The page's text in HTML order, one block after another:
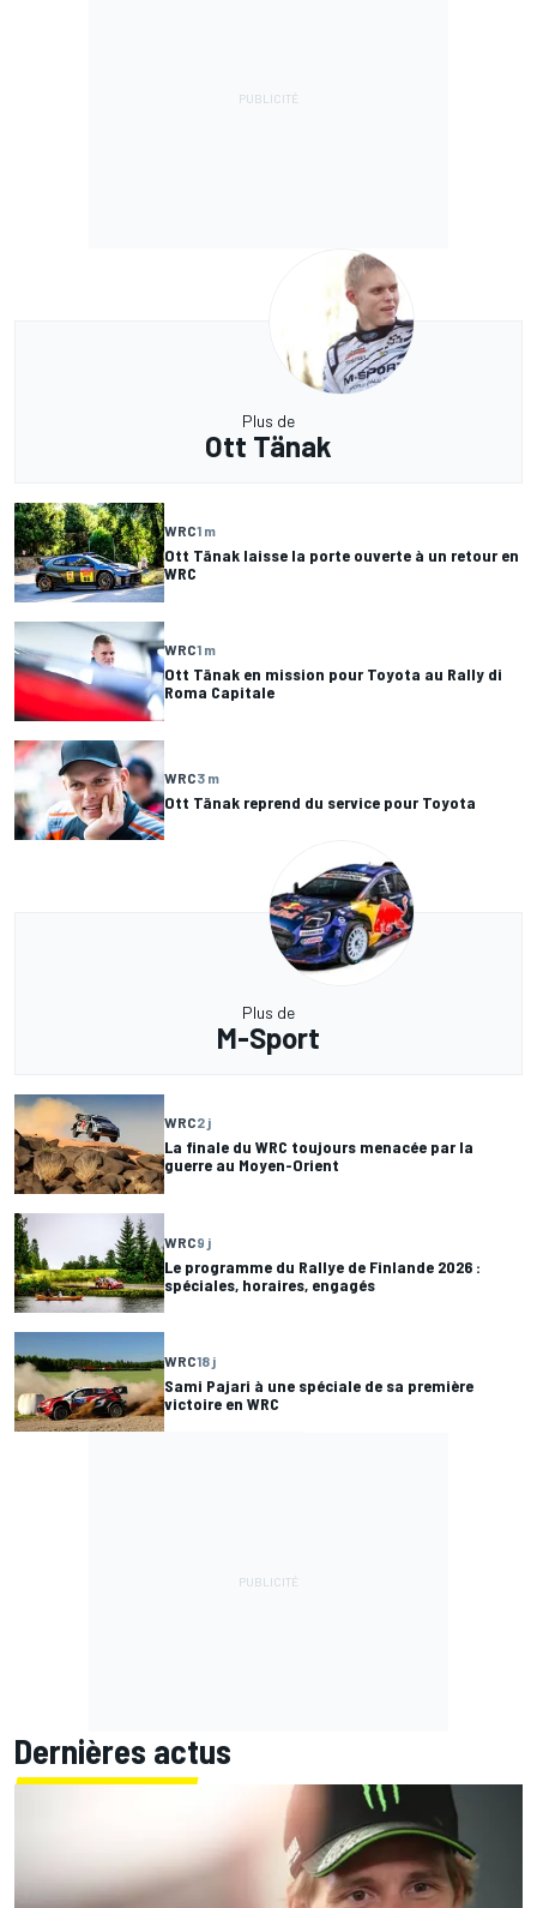
Plus de
Ott Tänak
WRC1 m
Ott Tänak laisse la porte ouverte à un retour en
WRC
WRC1 m
Ott Tänak en mission pour Toyota au Rally di
Roma Capitale
WRC3 m
Ott Tänak reprend du service pour Toyota
Plus de
M-Sport
WRC2 j
La finale du WRC toujours menacée par la
guerre au Moyen-Orient
WRC9 j
Le programme du Rallye de Finlande 2026 :
spéciales, horaires, engagés
WRC18 j
Sami Pajari à une spéciale de sa première
victoire en WRC
Dernières actus